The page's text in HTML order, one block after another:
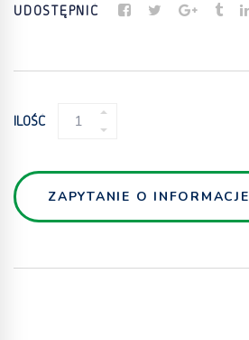
UDOSTĘPNIĆ
ILOŚĆ
SPAWANY
PŁYTOWY
CIEPŁA
(HEATEX
ZAPYTANIE O INFORMACJE